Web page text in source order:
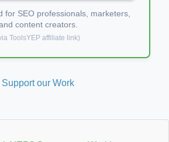
for SEO professionals, marketers,
content creators.
ToolsYEP affiliate link)
Support our Work